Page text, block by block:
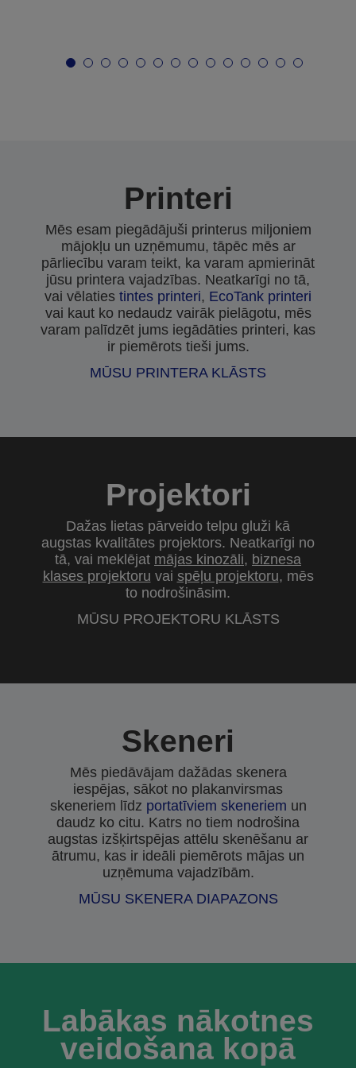
Printeri
Mēs esam piegādājuši printerus miljoniem
mājokļu un uzņēmumu, tāpēc mēs ar
pārliecību varam teikt, ka varam apmierināt
jūsu printera vajadzības. Neatkarīgi no tā,
vai vēlaties tintes printeri, EcoTank printeri
vai kaut ko nedaudz vairāk pielāgotu, mēs
varam palīdzēt jums iegādāties printeri, kas
ir piemērots tieši jums.
MŪSU PRINTERA KLĀSTS
Projektori
Dažas lietas pārveido telpu gluži kā
augstas kvalitātes projektors. Neatkarīgi no
tā, vai meklējat mājas kinozāli, biznesa
klases projektoru vai spēļu projektoru, mēs
to nodrošināsim.
MŪSU PROJEKTORU KLĀSTS
Skeneri
Mēs piedāvājam dažādas skenera
iespējas, sākot no plakanvirsmas
skeneriem līdz portatīviem skeneriem un
daudz ko citu. Katrs no tiem nodrošina
augstas izšķirtspējas attēlu skenēšanu ar
ātrumu, kas ir ideāli piemērots mājas un
uzņēmuma vajadzībām.
MŪSU SKENERA DIAPAZONS
Labākas nākotnes
veidošana kopā